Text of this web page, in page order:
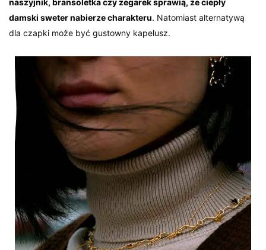
damski sweter nabierze charakteru. Natomiast alternatywą
dla czapki może być gustowny kapelusz.